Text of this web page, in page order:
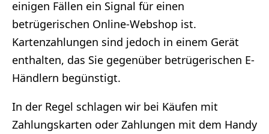
einigen Fällen ein Signal für einen
betrügerischen Online-Webshop ist.
Kartenzahlungen sind jedoch in einem Gerät
enthalten, das Sie gegenüber betrügerischen E-
Händlern begünstigt.
In der Regel schlagen wir bei Käufen mit
Zahlungskarten oder Zahlungen mit dem Handy